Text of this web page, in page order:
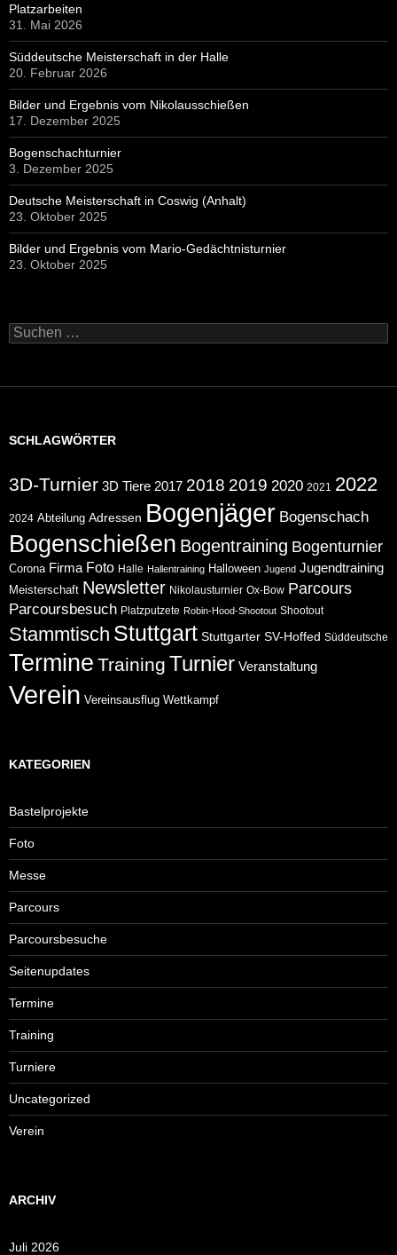
Platzarbeiten
31. Mai 2026
Süddeutsche Meisterschaft in der Halle
20. Februar 2026
Bilder und Ergebnis vom Nikolausschießen
17. Dezember 2025
Bogenschachturnier
3. Dezember 2025
Deutsche Meisterschaft in Coswig (Anhalt)
23. Oktober 2025
Bilder und Ergebnis vom Mario-Gedächtnisturnier
23. Oktober 2025
Suchen
nach:
SCHLAGWÖRTER
3D-Turnier 3D Tiere 2017 2018 2019 2020 2021 2022
2024 Abteilung Adressen Bogenjäger Bogenschach
Bogenschießen Bogentraining Bogenturnier
Corona Firma Foto Halle Hallentraining Halloween Jugend Jugendtraining
Meisterschaft Newsletter Nikolausturnier Ox-Bow Parcours
Parcoursbesuch Platzputzete Robin-Hood-Shootout Shootout
Stammtisch Stuttgart Stuttgarter SV-Hoffed Süddeutsche
Termine Training Turnier Veranstaltung
Verein Vereinsausflug Wettkampf
KATEGORIEN
Bastelprojekte
Foto
Messe
Parcours
Parcoursbesuche
Seitenupdates
Termine
Training
Turniere
Uncategorized
Verein
ARCHIV
Juli 2026